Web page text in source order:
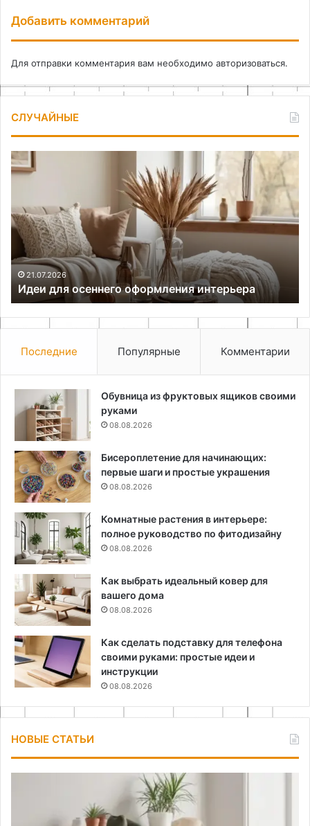
Добавить комментарий
Для отправки комментария вам необходимо авторизоваться.
СЛУЧАЙНЫЕ
Идеи
для
интерьера
21.07.2026
Идеи для осеннего оформления интерьера
с
Последние Популярные Комментарии
Обувница из фруктовых ящиков своими
руками
08.08.2026
Бисероплетение для начинающих:
первые шаги и простые украшения
08.08.2026
Комнатные растения в интерьере:
полное руководство по фитодизайну
08.08.2026
Как выбрать идеальный ковер для
вашего дома
08.08.2026
Как сделать подставку для телефона
своими руками: простые идеи и
инструкции
08.08.2026
НОВЫЕ СТАТЬИ